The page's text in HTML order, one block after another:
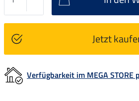
Jetzt
Verfügbarkeit im MEGA STORE